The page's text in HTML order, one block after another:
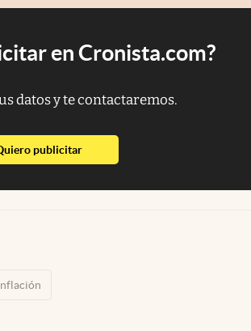
en Cronista.com?
datos y te contactaremos.
publicitarabre en nueva pestaña